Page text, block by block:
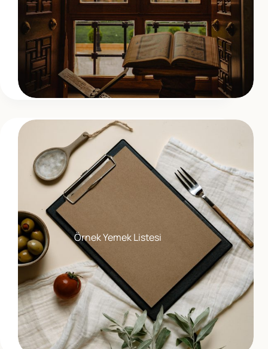
Örnek Yemek Listesi